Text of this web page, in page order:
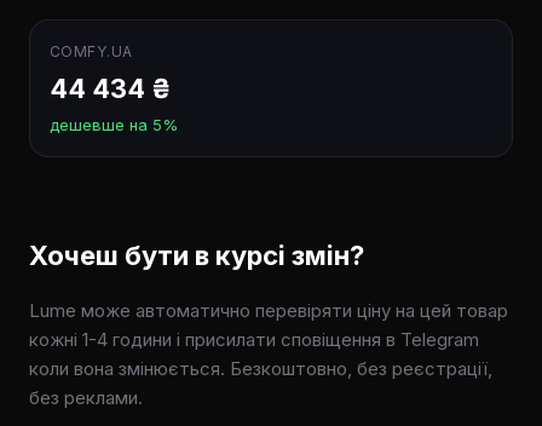
COMFY.UA
44 434 ₴
дешевше на 5%
Хочеш бути в курсі змін?
Lume може автоматично перевіряти ціну на цей товар
кожні 1-4 години і присилати сповіщення в Telegram
коли вона змінюється. Безкоштовно, без реєстрації,
без реклами.